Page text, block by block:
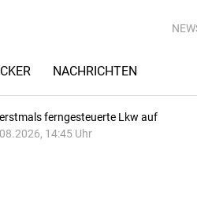
NACHRICHTEN
ferngesteuerte Lkw auf
14:45 Uhr